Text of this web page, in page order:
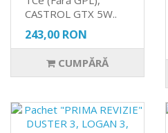
CASTROL GTX 5W..
243,00 RON
CUMPĂRĂ